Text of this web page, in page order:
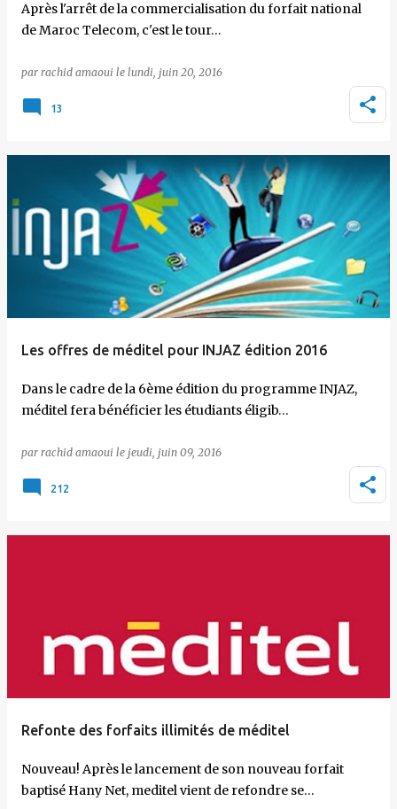
Après l'arrêt de la commercialisation du forfait national
de Maroc Telecom, c'est le tour…
par rachid amaoui le lundi, juin 20, 2016
13
Les offres de méditel pour INJAZ édition 2016
Dans le cadre de la 6ème édition du programme INJAZ,
méditel fera bénéficier les étudiants éligib…
par rachid amaoui le jeudi, juin 09, 2016
212
Refonte des forfaits illimités de méditel
Nouveau! Après le lancement de son nouveau forfait
baptisé Hany Net, meditel vient de refondre se…